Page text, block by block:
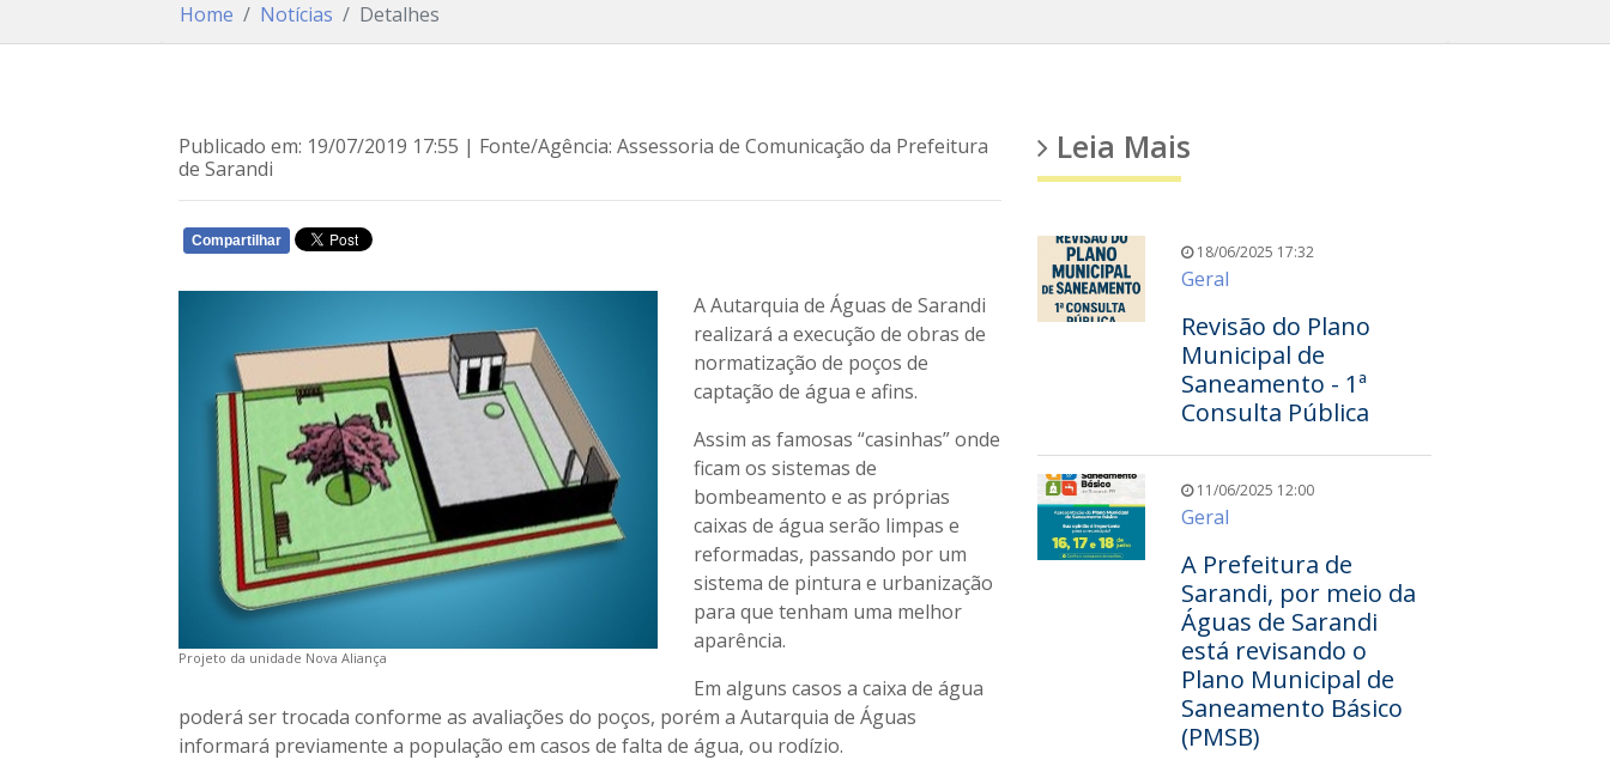
Home Notícias Detalhes
Publicado em: 19/07/2019 17:55 | Fonte/Agência: Assessoria de Comunicação da Prefeitura
de Sarandi
Compartilhar
Projeto da unidade Nova Aliança
A Autarquia de Águas de Sarandi
realizará a execução de obras de
normatização de poços de
captação de água e afins.
Assim as famosas “casinhas” onde
ficam os sistemas de
bombeamento e as próprias
caixas de água serão limpas e
reformadas, passando por um
sistema de pintura e urbanização
para que tenham uma melhor
aparência.
Em alguns casos a caixa de água
poderá ser trocada conforme as avaliações do poços, porém a Autarquia de Águas
informará previamente a população em casos de falta de água, ou rodízio.
Leia Mais
18/06/2025 17:32
Geral
Revisão do Plano
Municipal de
Saneamento - 1ª
Consulta Pública
11/06/2025 12:00
Geral
A Prefeitura de
Sarandi, por meio da
Águas de Sarandi
está revisando o
Plano Municipal de
Saneamento Básico
(PMSB)